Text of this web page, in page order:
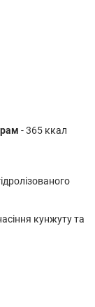
- 365 ккал
кунжуту та